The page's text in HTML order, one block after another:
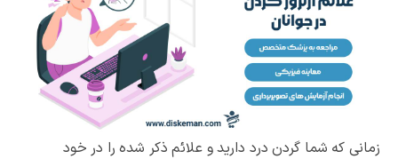
زمانی که شما گردن درد دارید و علائم ذکر شده را در خود